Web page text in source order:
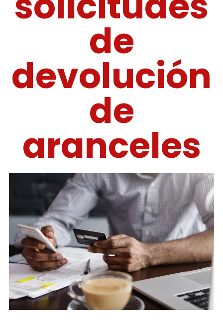
de
devolución
de
aranceles